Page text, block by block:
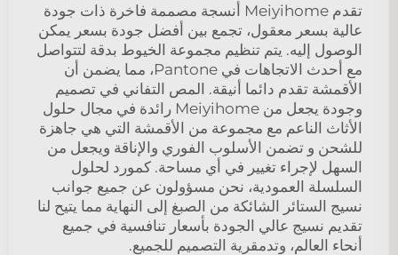
تقدم Meiyihome أنسجة مصممة فاخرة ذات جودة
عالية بسعر معقول، تجمع بين أفضل جودة بسعر يمكن
الوصول إليه. يتم تنظيم مجموعة الخيوط بدقة لتتواصل
مع أحدث الاتجاهات في Pantone، مما يضمن أن
الأقمشة تقدم دائما أنيقة. المص التفاني في تصميم
وجودة يجعل من Meiyihome رائدة في مجال حلول
الأثاث الناعم مع مجموعة من الأقمشة التي هي جاهزة
للشحن و تضمن الأسلوب الفوري والإناقة ويجعل من
السهل لإجراء تغيير في أي مساحة. كمورد لحلول
السلسلة العمودية، نحن مسؤولون عن جميع جوانب
نسيج الستائر الشائكة من الصبغ إلى النهاية مما يتيح لنا
تقديم نسيج عالي الجودة بأسعار تنافسية في جميع
أنحاء العالم، وتدمقرية التصميم للجميع.